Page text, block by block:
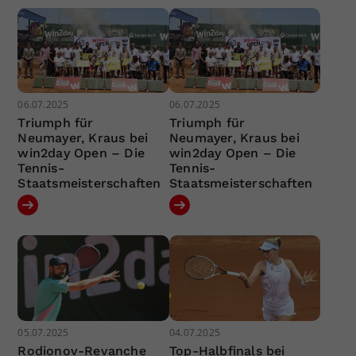
06.07.2025
Triumph für
Neumayer, Kraus bei
win2day Open – Die
Tennis-
Staatsmeisterschaften
06.07.2025
Triumph für
Neumayer, Kraus bei
win2day Open – Die
Tennis-
Staatsmeisterschaften
05.07.2025
Rodionov-Revanche
04.07.2025
Top-Halbfinals bei